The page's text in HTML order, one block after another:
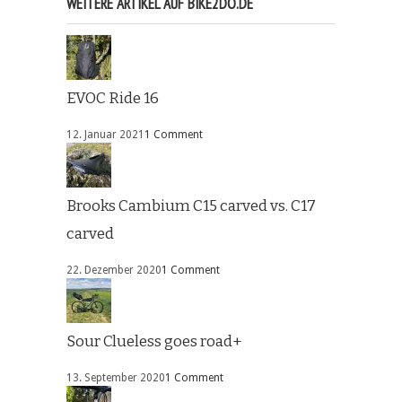
EVOC Ride 16
12. Januar 2021 1 Comment
Brooks Cambium C15 carved vs. C17
carved
22. Dezember 20201 Comment
Sour Clueless goes road+
13. September 20201 Comment